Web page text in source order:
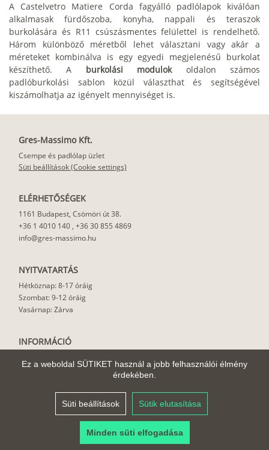
Ez a weboldal SÜTIKET használ a jobb felhasználói élmény
érdekében.
Süti beállítások Sütik elutasítása
Minden süti elfogadása
A Castelvetro Matiere Corda fagyálló padlólapok kiválóan
alkalmasak fürdőszoba, konyha, nappali és teraszok
burkolására és R11 csúszásmentes felülettel is rendelhető.
Három különböző méretből lehet választani vagy akár a
méreteket kombinálva is egy egyedi megjelenésű burkolat
készíthető. A burkolási modulokoldalon számos
padlóburkolási sablon közül választhat és segítségével
kiszámolhatja az igényelt mennyiséget is.
Gres-Massimo Kft.
Csempe és padlólap üzlet
Süti beállítások (Cookie settings)
ELÉRHETŐSÉGEK
1161 Budapest, Csömöri út 38.
+36 1 4010 140 , +36 30 855 4869
info@gres-massimo.hu
NYITVATARTÁS
Hétköznap: 8-17 óráig
Szombat: 9-12 óráig
Vasárnap: Zárva
INFORMÁCIÓ
Felhasználási javaslat